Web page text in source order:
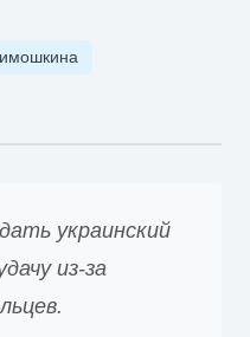
украинский
из-за